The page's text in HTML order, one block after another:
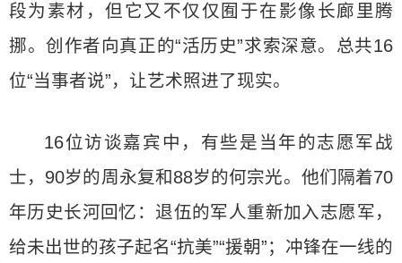
段为素材，但它又不仅仅囿于在影像长廊里腾
挪。创作者向真正的“活历史”求索深意。总共16
位“当事者说”，让艺术照进了现实。
16位访谈嘉宾中，有些是当年的志愿军战
士，90岁的周永复和88岁的何宗光。他们隔着70
年历史长河回忆：退伍的军人重新加入志愿军，
给未出世的孩子起名“抗美”“援朝”；冲锋在一线的